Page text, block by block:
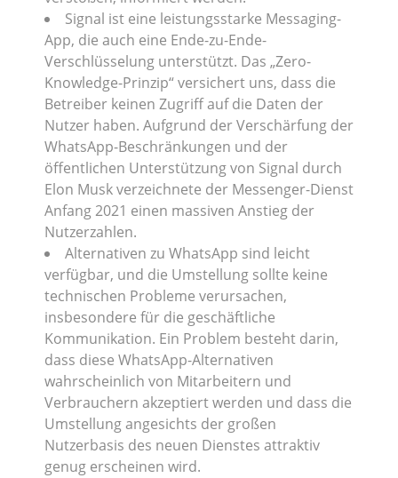
Signal ist eine leistungsstarke Messaging-
App, die auch eine Ende-zu-Ende-
Verschlüsselung unterstützt. Das „Zero-
Knowledge-Prinzip“ versichert uns, dass die
Betreiber keinen Zugriff auf die Daten der
Nutzer haben. Aufgrund der Verschärfung der
WhatsApp-Beschränkungen und der
öffentlichen Unterstützung von Signal durch
Elon Musk verzeichnete der Messenger-Dienst
Anfang 2021 einen massiven Anstieg der
Nutzerzahlen.
Alternativen zu WhatsApp sind leicht
verfügbar, und die Umstellung sollte keine
technischen Probleme verursachen,
insbesondere für die geschäftliche
Kommunikation. Ein Problem besteht darin,
dass diese WhatsApp-Alternativen
wahrscheinlich von Mitarbeitern und
Verbrauchern akzeptiert werden und dass die
Umstellung angesichts der großen
Nutzerbasis des neuen Dienstes attraktiv
genug erscheinen wird.